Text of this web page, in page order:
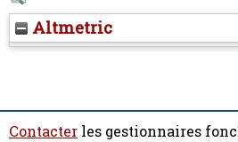
Altmetric
Contacter les gestionnaires